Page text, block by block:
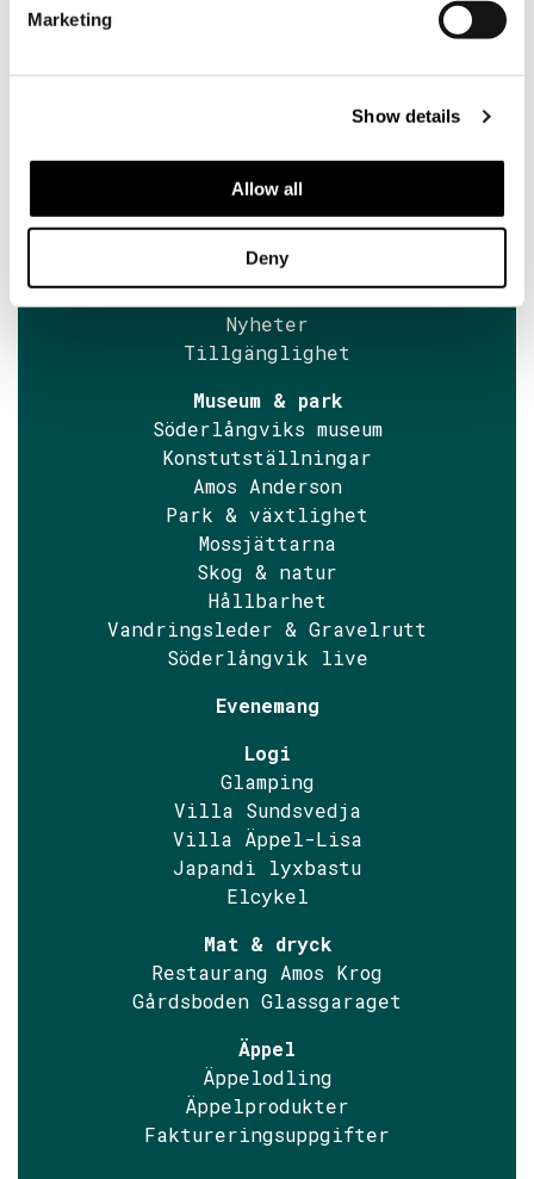
Marketing
Show details
Allow all
Deny
Hitta fram
Kontaktuppgifter
Museibiljetter
Guidningar
Nyheter
Tillgänglighet
Museum & park
Söderlångviks museum
Konstutställningar
Amos Anderson
Park & växtlighet
Mossjättarna
Skog & natur
Hållbarhet
Vandringsleder & Gravelrutt
Söderlångvik live
Evenemang
Logi
Glamping
Villa Sundsvedja
Villa Äppel-Lisa
Japandi lyxbastu
Elcykel
Mat & dryck
Restaurang Amos Krog
Gårdsboden Glassgaraget
Äppel
Äppelodling
Äppelprodukter
Faktureringsuppgifter